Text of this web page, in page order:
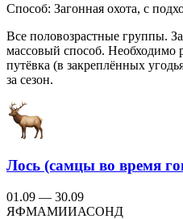
Способ: Загонная охота, с
Все половозрастные группы.
массовый способ. Необходимо
путёвка (в закреплённых
за сезон.
Лось (самцы во время
01.09 — 30.09
ЯФМАМИИАСОНД